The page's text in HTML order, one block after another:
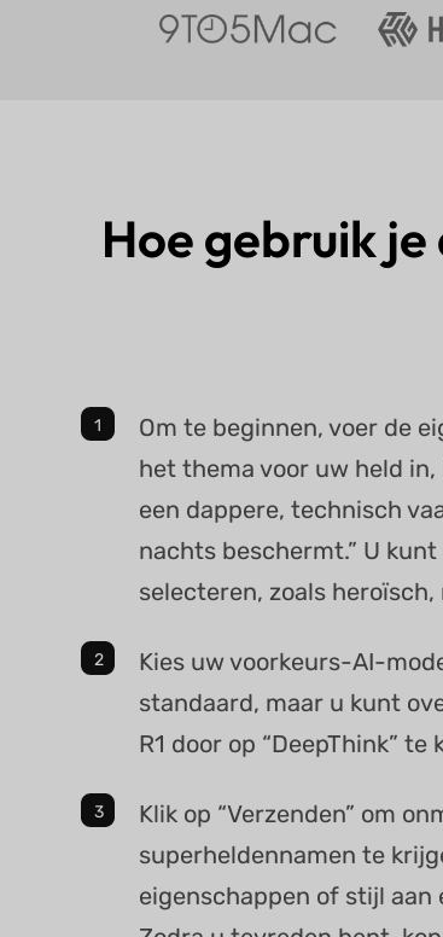
Hoe gebruik
Om te beginnen, voer de
het thema voor uw held in,
een dappere, technisch
nachts beschermt.” U
selecteren, zoals
Kies uw voorkeurs-AI-
standaard, maar u kunt
R1 door op “DeepThink” te
Klik op “Verzenden” om
superheldennamen te
eigenschappen of stijl aan